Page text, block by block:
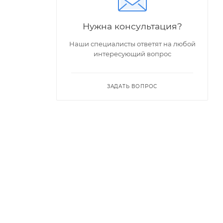
Нужна консультация?
Наши специалисты ответят на любой
интересующий вопрос
ЗАДАТЬ ВОПРОС